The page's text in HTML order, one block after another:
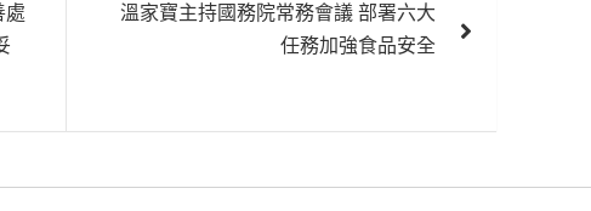
處
溫家寶主持國務院常務會議 部署六大
任務加強食品安全